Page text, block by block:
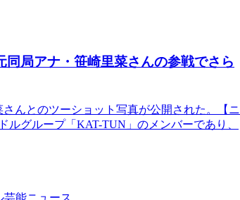
同局アナ・笹崎里菜さんの参戦でさら
んとのツーショット写真が公開された。【ニ
グループ「KAT-TUN」のメンバーであり、